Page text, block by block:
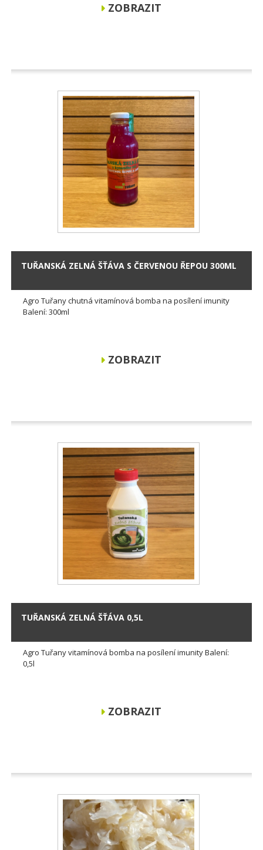
ZOBRAZIT
TUŘANSKÁ ZELNÁ ŠŤÁVA S ČERVENOU ŘEPOU 300ML
Agro Tuřany chutná vitamínová bomba na posílení imunity
Balení: 300ml
ZOBRAZIT
TUŘANSKÁ ZELNÁ ŠŤÁVA 0,5L
Agro Tuřany vitamínová bomba na posílení imunity Balení:
0,5l
ZOBRAZIT